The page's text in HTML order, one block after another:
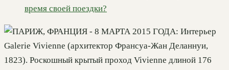
время своей поездки?